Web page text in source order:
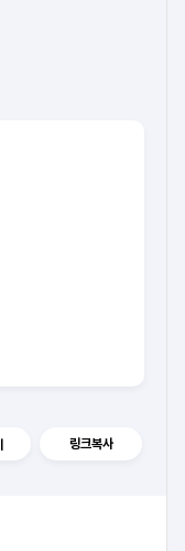
링크복사